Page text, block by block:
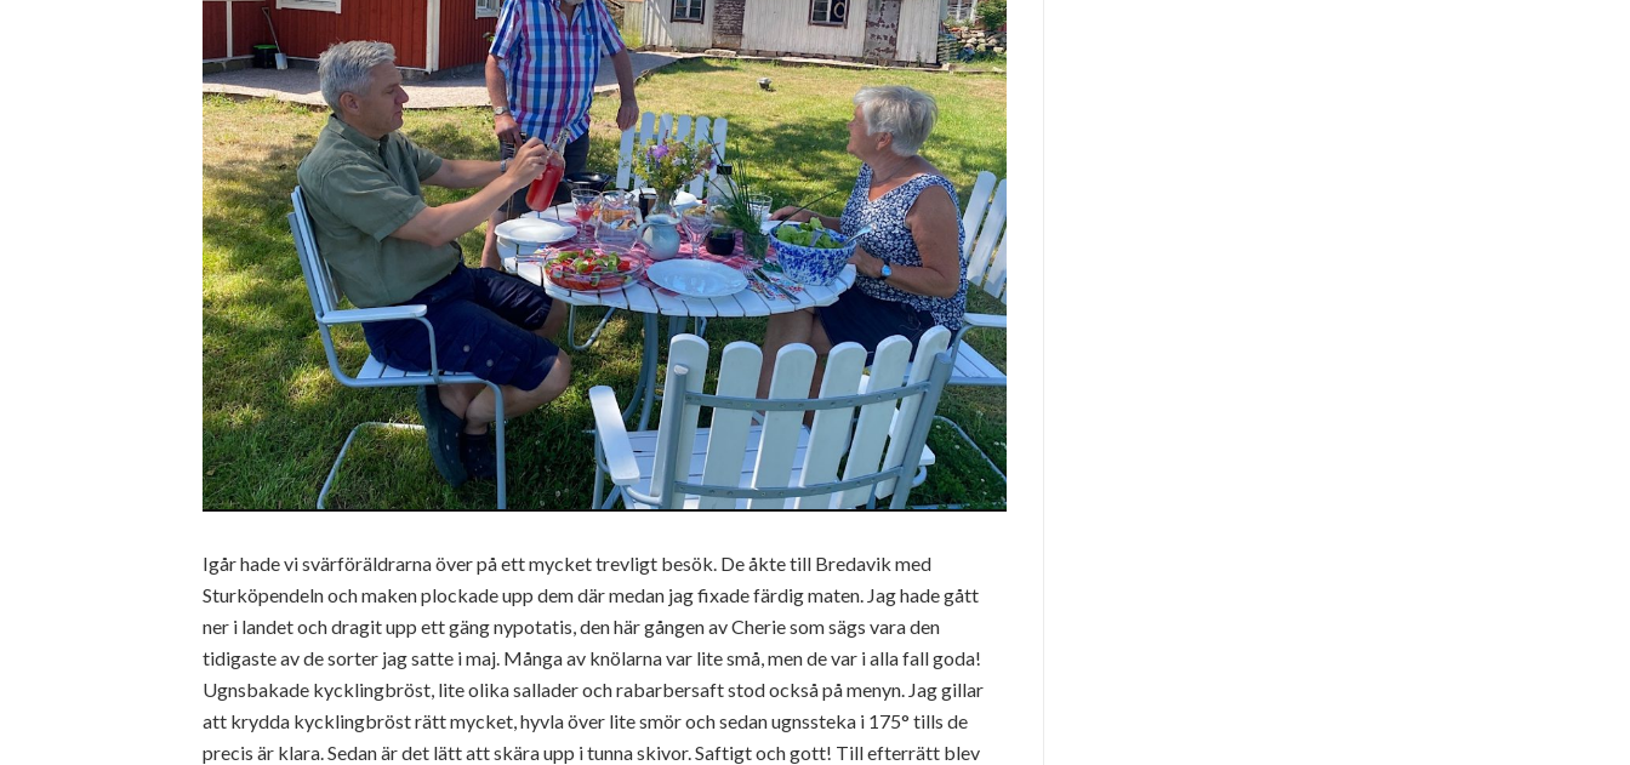
Igår hade vi svärföräldrarna över på ett mycket trevligt besök. De åkte till Bredavik med
Sturköpendeln och maken plockade upp dem där medan jag fixade färdig maten. Jag hade gått
ner i landet och dragit upp ett gäng nypotatis, den här gången av Cherie som sägs vara den
tidigaste av de sorter jag satte i maj. Många av knölarna var lite små, men de var i alla fall goda!
Ugnsbakade kycklingbröst, lite olika sallader och rabarbersaft stod också på menyn. Jag gillar
att krydda kycklingbröst rätt mycket, hyvla över lite smör och sedan ugnssteka i 175° tills de
precis är klara. Sedan är det lätt att skära upp i tunna skivor. Saftigt och gott! Till efterrätt blev